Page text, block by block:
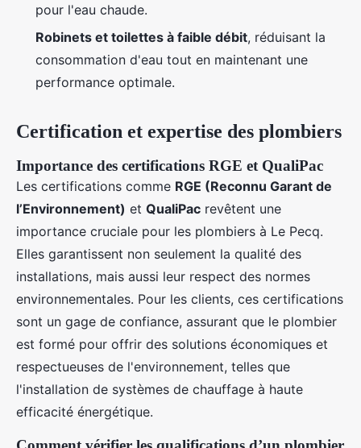
pour l'eau chaude.
Robinets et toilettes à faible débit, réduisant la
consommation d'eau tout en maintenant une
performance optimale.
Certification et expertise des plombiers
Importance des certifications RGE et QualiPac
Les certifications comme RGE (Reconnu Garant de
l’Environnement) et QualiPac revêtent une
importance cruciale pour les plombiers à Le Pecq.
Elles garantissent non seulement la qualité des
installations, mais aussi leur respect des normes
environnementales. Pour les clients, ces certifications
sont un gage de confiance, assurant que le plombier
est formé pour offrir des solutions économiques et
respectueuses de l'environnement, telles que
l'installation de systèmes de chauffage à haute
efficacité énergétique.